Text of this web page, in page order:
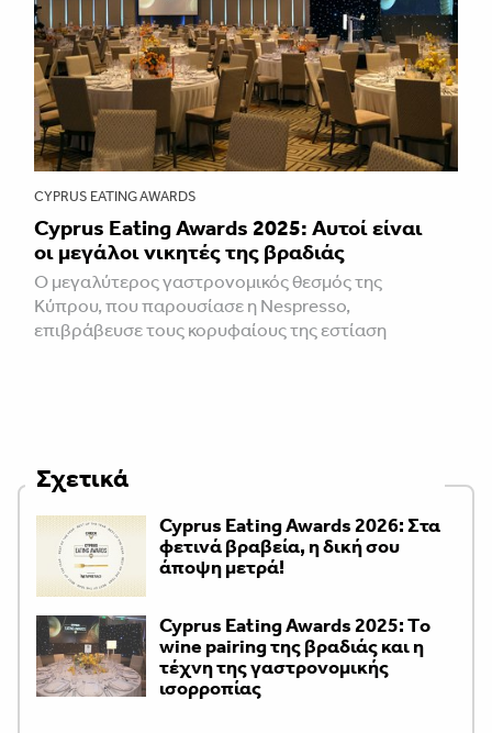
CYPRUS EATING AWARDS
Cyprus Eating Awards 2025: Aυτοί είναι
οι μεγάλοι νικητές της βραδιάς
Ο μεγαλύτερος γαστρονομικός θεσμός της
Κύπρου, που παρουσίασε η Nespresso,
επιβράβευσε τους κορυφαίους της εστίαση
Σχετικά
Cyprus Eating Awards 2026: Στα
φετινά βραβεία, η δική σου
άποψη μετρά!
Cyprus Eating Awards 2025: Τo
wine pairing της βραδιάς και η
τέχνη της γαστρονομικής
ισορροπίας